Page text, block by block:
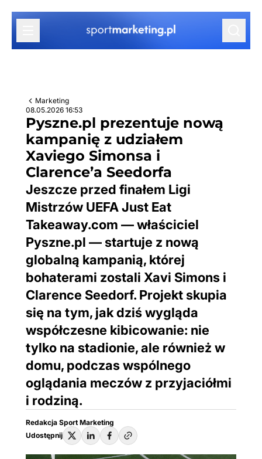
Przejdź do treści
Marketing
08.05.2026 16:53
Pyszne.pl prezentuje nową
kampanię z udziałem
Xaviego Simonsa i
Clarence’a Seedorfa
Jeszcze przed finałem Ligi
Mistrzów UEFA Just Eat
Takeaway.com — właściciel
Pyszne.pl — startuje z nową
globalną kampanią, której
bohaterami zostali Xavi Simons i
Clarence Seedorf. Projekt skupia
się na tym, jak dziś wygląda
współczesne kibicowanie: nie
tylko na stadionie, ale również w
domu, podczas wspólnego
oglądania meczów z przyjaciółmi
i rodziną.
Redakcja Sport Marketing
Udostępnij